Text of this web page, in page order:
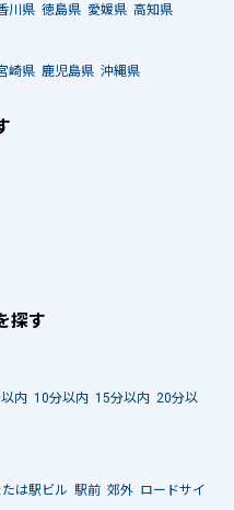
川県 徳島県 愛媛県 高知県
崎県 鹿児島県 沖縄県
探す
内 10分以内 15分以内 20分以
は駅ビル 駅前 郊外 ロードサイ